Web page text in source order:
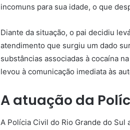
incomuns para sua idade, o que
Diante da situação, o pai decidiu
atendimento que surgiu um dado
substâncias associadas à cocaína
levou à comunicação imediata às
A atuação da
A Polícia Civil do Rio Grande do